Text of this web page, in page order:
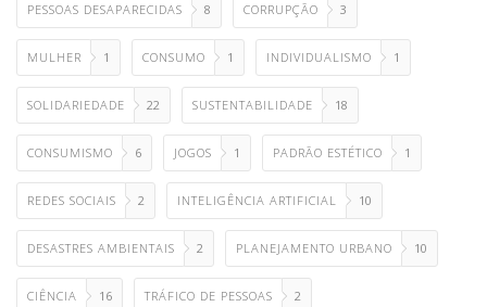
PESSOAS DESAPARECIDAS 8 CORRUPÇÃO 3
MULHER 1 CONSUMO 1 INDIVIDUALISMO 1
SOLIDARIEDADE 22 SUSTENTABILIDADE 18
CONSUMISMO 6 JOGOS 1 PADRÃO ESTÉTICO 1
REDES SOCIAIS 2 INTELIGÊNCIA ARTIFICIAL 10
DESASTRES AMBIENTAIS 2 PLANEJAMENTO URBANO 10
CIÊNCIA 16 TRÁFICO DE PESSOAS 2